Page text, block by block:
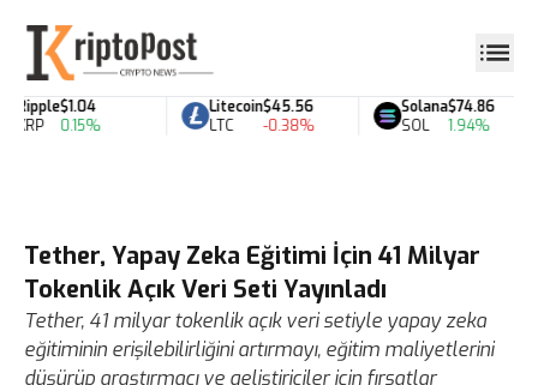
Ripple
XRP
$1.04
0.15%
Litecoin
LTC
$45.56
-0.38%
Solana
SOL
$74.86
1.94%
Tether, Yapay Zeka Eğitimi İçin 41 Milyar
Tokenlik Açık Veri Seti Yayınladı
Tether, 41 milyar tokenlik açık veri setiyle yapay zeka
eğitiminin erişilebilirliğini artırmayı, eğitim maliyetlerini
düşürüp araştırmacı ve geliştiriciler için fırsatlar